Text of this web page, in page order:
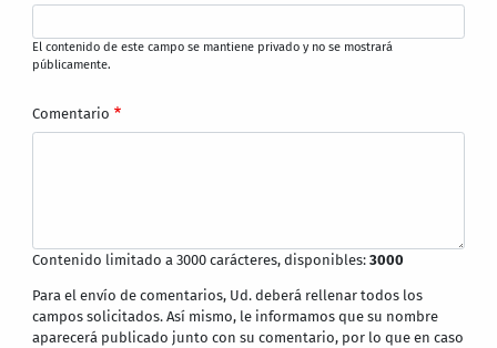
El contenido de este campo se mantiene privado y no se mostrará
públicamente.
Comentario
Contenido limitado a 3000 carácteres, disponibles:3000
Para el envío de comentarios, Ud. deberá rellenar todos los
campos solicitados. Así mismo, le informamos que su nombre
aparecerá publicado junto con su comentario, por lo que en caso